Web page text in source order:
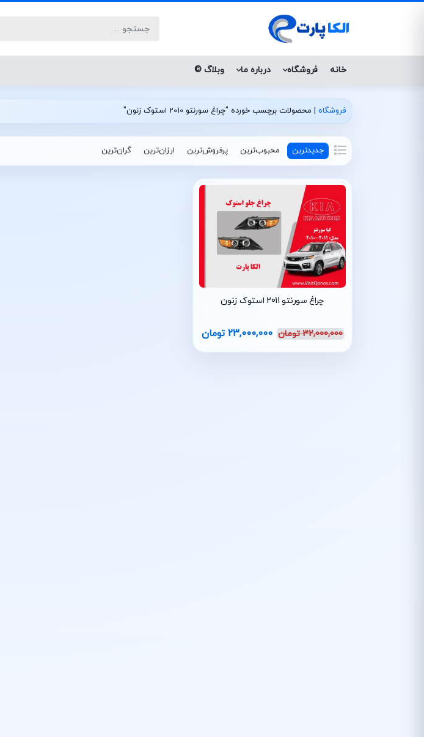
خانه فروشگاه درباره ما وبلاگ ©
فروشگاه | محصولات برچسب خورده "چراغ سورنتو 2010 استوک زنون"
جدیدترین محبوب‌ترین پرفروش‌ترین ارزان‌ترین گران‌ترین
چراغ سورنتو 2011 استوک زنون
32,000,000 تومان 23,000,000 تومان